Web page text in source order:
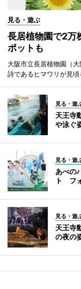
見る・遊ぶ
長居植物園で2
ポットも
大阪市立長居植物園（
詩であるヒマワリが見頃
見る・遊
天王寺
や泳ぐ
見る・遊
あべの
ト フ
見る・遊
天王寺
の夜の